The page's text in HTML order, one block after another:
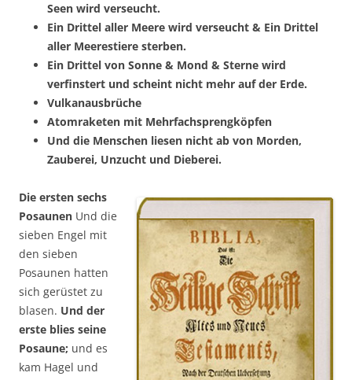
Seen wird verseucht.
Ein Drittel aller Meere wird verseucht & Ein Drittel
aller Meerestiere sterben.
Ein Drittel von Sonne & Mond & Sterne wird
verfinstert und scheint nicht mehr auf der Erde.
Vulkanausbrüche
Atomraketen mit Mehrfachsprengköpfen
Und die Menschen liesen nicht ab von Morden,
Zauberei, Unzucht und Dieberei.
Die ersten sechs
Posaunen Und die
sieben Engel mit
den sieben
Posaunen hatten
sich gerüstet zu
blasen. Und der
erste blies seine
Posaune; und es
kam Hagel und